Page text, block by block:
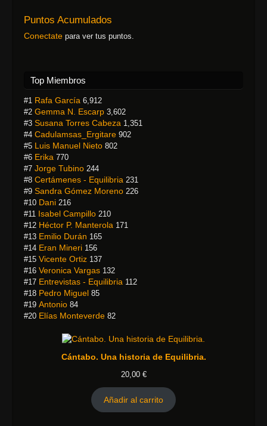
Puntos Acumulados
Conectate para ver tus puntos.
Top Miembros
#1 Rafa García 6,912
#2 Gemma N. Escarp 3,602
#3 Susana Torres Cabeza 1,351
#4 Cadulamsas_Ergitare 902
#5 Luis Manuel Nieto 802
#6 Erika 770
#7 Jorge Tubino 244
#8 Certámenes - Equilibria 231
#9 Sandra Gómez Moreno 226
#10 Dani 216
#11 Isabel Campillo 210
#12 Héctor P. Manterola 171
#13 Emilio Durán 165
#14 Eran Mineri 156
#15 Vicente Ortiz 137
#16 Veronica Vargas 132
#17 Entrevistas - Equilibria 112
#18 Pedro Miguel 85
#19 Antonio 84
#20 Elías Monteverde 82
Cántabo. Una historia de Equilibria.
20,00 €
Añadir al carrito